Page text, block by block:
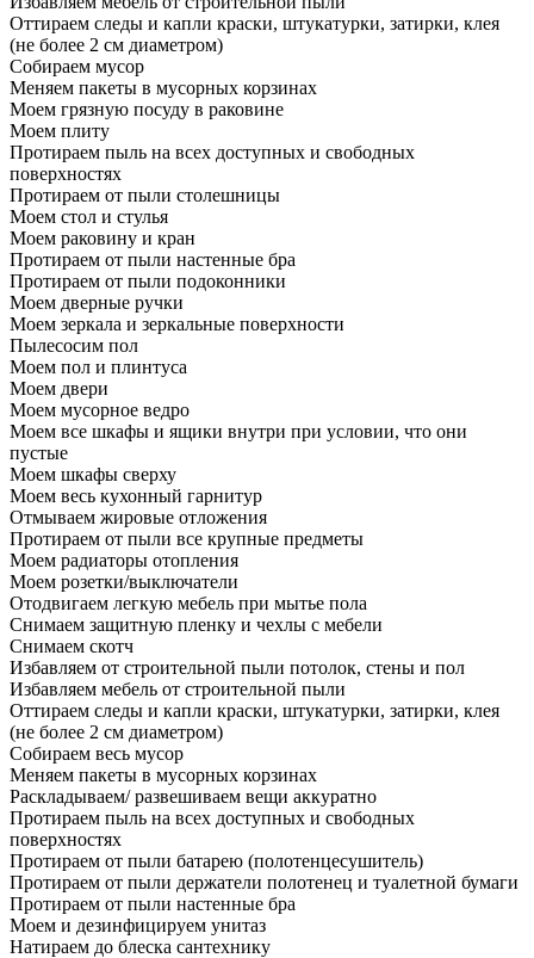
Оттираем следы и капли краски, штукатурки, затирки, клея
(не более 2 см диаметром)
Собираем мусор
Меняем пакеты в мусорных корзинах
Моем грязную посуду в раковине
Моем плиту
Протираем пыль на всех доступных и свободных
поверхностях
Протираем от пыли столешницы
Моем стол и стулья
Моем раковину и кран
Протираем от пыли настенные бра
Протираем от пыли подоконники
Моем дверные ручки
Моем зеркала и зеркальные поверхности
Пылесосим пол
Моем пол и плинтуса
Моем двери
Моем мусорное ведро
Моем все шкафы и ящики внутри при условии, что они
пустые
Моем шкафы сверху
Моем весь кухонный гарнитур
Отмываем жировые отложения
Протираем от пыли все крупные предметы
Моем радиаторы отопления
Моем розетки/выключатели
Отодвигаем легкую мебель при мытье пола
Снимаем защитную пленку и чехлы с мебели
Снимаем скотч
Избавляем от строительной пыли потолок, стены и пол
Избавляем мебель от строительной пыли
Оттираем следы и капли краски, штукатурки, затирки, клея
(не более 2 см диаметром)
Собираем весь мусор
Меняем пакеты в мусорных корзинах
Раскладываем/ развешиваем вещи аккуратно
Протираем пыль на всех доступных и свободных
поверхностях
Протираем от пыли батарею (полотенцесушитель)
Протираем от пыли держатели полотенец и туалетной бумаги
Протираем от пыли настенные бра
Моем и дезинфицируем унитаз
Натираем до блеска сантехнику